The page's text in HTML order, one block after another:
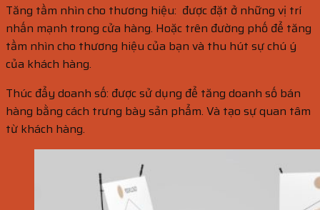
Tăng tầm nhìn cho thương hiệu: được đặt ở những vị trí
nhấn mạnh trong cửa hàng. Hoặc trên đường phố để tăng
tầm nhìn cho thương hiệu của bạn và thu hút sự chú ý
của khách hàng.
Thúc đẩy doanh số: được sử dụng để tăng doanh số bán
hàng bằng cách trưng bày sản phẩm. Và tạo sự quan tâm
từ khách hàng.